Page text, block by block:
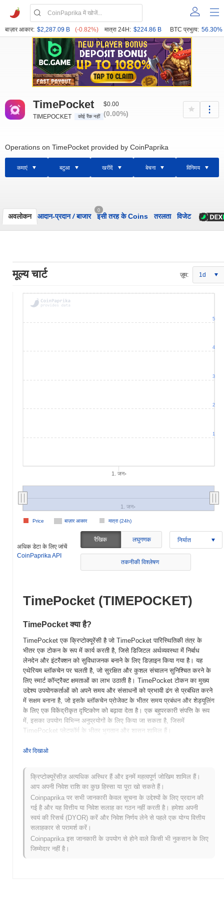
बाज़ार आकार: $2,287.09 B (-0.82%) मात्रा 24H: $224.86 B BTC प्रभुत्व: 56.30%
TimePocket
TIMEPOCKET कोई रैंक नहीं
$0.00
(0.00%)
Operations on TimePocket provided by CoinPaprika
कमाएं बटुआ खरीदें बेचना विनिमय
अवलोकन आदान-प्रदान/बाजार
0
इसी तरह के Coins तरलता विजेट
मूल्य चार्ट ज़ूम: 1d
1. जन॰
बाज़ार आकार मात्रा (24h)
Price
1. जन॰
1
2
3
4
5
अधिक डेटा के लिए जांचें
CoinPaprika API
रैखिक लघुगणक निर्यात
तकनीकी विश्लेषण
TimePocket (TIMEPOCKET)
TimePocket क्या है?
TimePocket एक क्रिप्टोक्यूरेंसी है जो TimePocket पारिस्थितिकी तंत्र के
भीतर एक टोकन के रूप में कार्य करती है, जिसे डिजिटल अर्थव्यवस्था में निर्बाध
लेनदेन और इंटरैक्शन को सुविधाजनक बनाने के लिए डिज़ाइन किया गया है। यह
एथेरियम ब्लॉकचेन पर चलती है, जो सुरक्षित और कुशल संचालन सुनिश्चित करने के
लिए स्मार्ट कॉन्ट्रैक्ट क्षमताओं का लाभ उठाती है। TimePocket टोकन का मुख्य
उद्देश्य उपयोगकर्ताओं को अपने समय और संसाधनों को प्रभावी ढंग से प्रबंधित करने
में सक्षम बनाना है, जो इसके ब्लॉकचेन प्रोजेक्ट के भीतर समय प्रबंधन और शेड्यूलिंग
के लिए एक विकेंद्रीकृत दृष्टिकोण को बढ़ावा देता है। एक बहुपरकारी संपत्ति के रूप
में, इसका उपयोग विभिन्न अनुप्रयोगों के लिए किया जा सकता है, जिसमें
TimePocket प्लेटफॉर्म के भीतर भुगतान और शासन शामिल हैं।
TimePocket की शुरुआत कब और कैसे हुई?
ने बनाया था जो ब्लॉकचेन तकनीक को समय प्रबंधन समाधानों के साथ एकीकृत
करने पर केंद्रित थी। इस प्रोजेक्ट का उद्देश्य उपयोगकर्ताओं को समय प्रबंधन और
गतिविधियों की शेड्यूलिंग के लिए एक विकेंद्रीकृत प्लेटफॉर्म प्रदान करना है। प्रारंभ
में विभिन्न क्रिप्टोक्यूरेंसी एक्सचेंजों पर सूचीबद्ध, TimePocket ने समय-संबंधित
सेवाओं के लिए अपने नवोन्मेषी दृष्टिकोण और ब्लॉकचेन एकीकरण के माध्यम से
उत्पादकता बढ़ाने की प्रतिबद्धता के लिए ध्यान आकर्षित किया है।
TimePocket के लिए आगे क्या है?
TimePocket अपने रोडमैप के साथ आगे बढ़ते हुए महत्वपूर्ण विकास के लिए तैयार
और दिखाओ
क्रिप्टोक्यूरेंसीज़ अत्यधिक अस्थिर हैं और इनमें महत्वपूर्ण जोखिम शामिल हैं।
आप अपनी निवेश राशि का कुछ हिस्सा या पूरा खो सकते हैं।
Coinpaprika पर सभी जानकारी केवल सूचना के उद्देश्यों के लिए प्रदान की
गई है और यह वित्तीय या निवेश सलाह का गठन नहीं करती है। हमेशा अपनी
स्वयं की रिसर्च (DYOR) करें और निवेश निर्णय लेने से पहले एक योग्य वित्तीय
सलाहकार से परामर्श करें।
Coinpaprika इस जानकारी के उपयोग से होने वाले किसी भी नुकसान के लिए
जिम्मेदार नहीं है।